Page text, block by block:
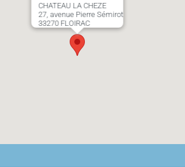
CHATEAU LA CHEZE
27, avenue Pierre Sémirot
33270 FLOIRAC